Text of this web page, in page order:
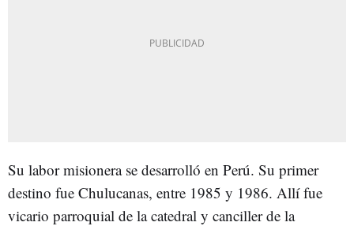
Su labor misionera se desarrolló en Perú. Su primer
destino fue Chulucanas, entre 1985 y 1986. Allí fue
vicario parroquial de la catedral y canciller de la